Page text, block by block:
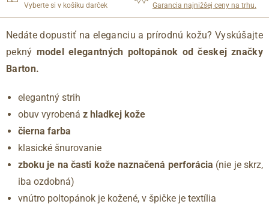
Vyberte si v košíku darček Garancia najnižšej ceny na trhu.
Nedáte dopustiť na eleganciu a prírodnú kožu? Vyskúšajte
pekný model elegantných poltopánok od českej značky
Barton.
elegantný strih
obuv vyrobená z hladkej kože
čierna farba
klasické šnurovanie
zboku je na časti kože naznačená perforácia (nie je skrz,
iba ozdobná)
vnútro poltopánok je kožené, v špičke je textília